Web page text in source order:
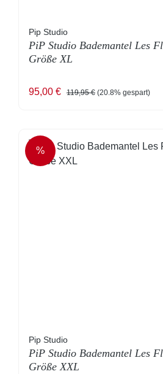
Pip Studio
PiP Studio Bademantel Les
Größe XL
Verkaufspreis:
95,00 € Regulärer Preis:
119,95 € (20.8% gespart)
RABATT
%
Pip Studio
PiP Studio Bademantel Les
Größe XXL